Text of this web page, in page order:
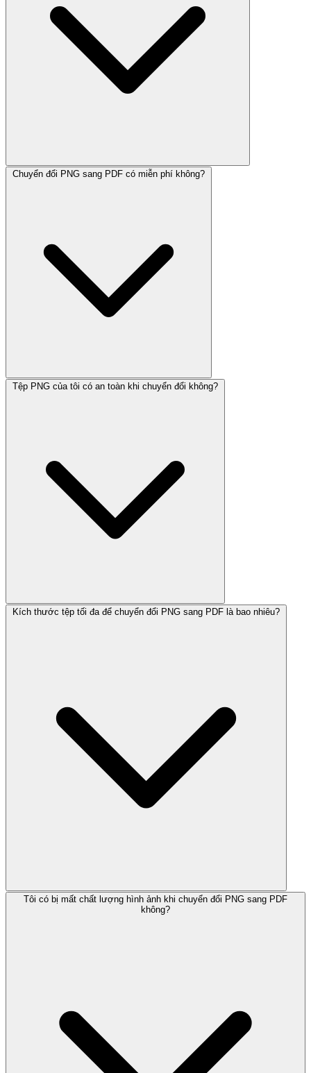
Chuyển đổi PNG sang PDF có miễn phí không?
Tệp PNG của tôi có an toàn khi chuyển đổi không?
Kích thước tệp tối đa để chuyển đổi PNG sang PDF là bao nhiêu?
Tôi có bị mất chất lượng hình ảnh khi chuyển đổi PNG sang PDF
không?